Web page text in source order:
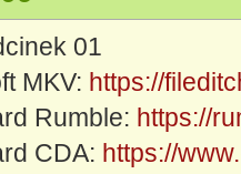
01
MKV: https://
Rumble: https://
CDA: https://